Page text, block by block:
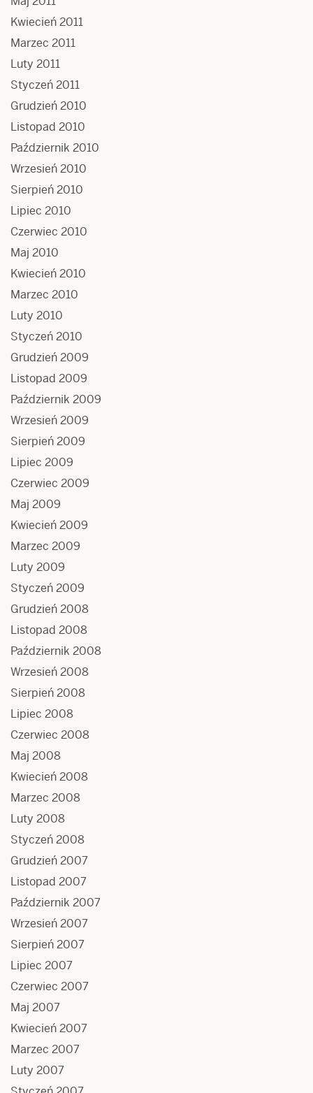
Kwiecień 2011
Marzec 2011
Luty 2011
Styczeń 2011
Grudzień 2010
Listopad 2010
Październik 2010
Wrzesień 2010
Sierpień 2010
Lipiec 2010
Czerwiec 2010
Maj 2010
Kwiecień 2010
Marzec 2010
Luty 2010
Styczeń 2010
Grudzień 2009
Listopad 2009
Październik 2009
Wrzesień 2009
Sierpień 2009
Lipiec 2009
Czerwiec 2009
Maj 2009
Kwiecień 2009
Marzec 2009
Luty 2009
Styczeń 2009
Grudzień 2008
Listopad 2008
Październik 2008
Wrzesień 2008
Sierpień 2008
Lipiec 2008
Czerwiec 2008
Maj 2008
Kwiecień 2008
Marzec 2008
Luty 2008
Styczeń 2008
Grudzień 2007
Listopad 2007
Październik 2007
Wrzesień 2007
Sierpień 2007
Lipiec 2007
Czerwiec 2007
Maj 2007
Kwiecień 2007
Marzec 2007
Luty 2007